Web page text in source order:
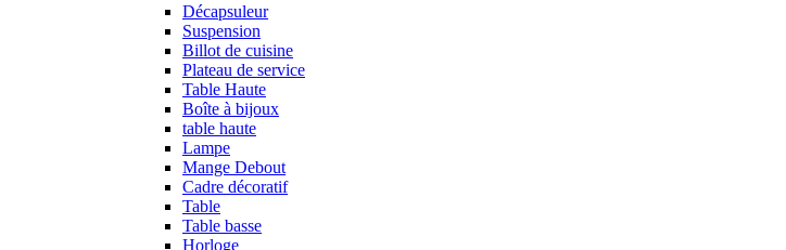
Décapsuleur
Suspension
Billot de cuisine
Plateau de service
Table Haute
Boîte à bijoux
table haute
Lampe
Mange Debout
Cadre décoratif
Table
Table basse
Horloge